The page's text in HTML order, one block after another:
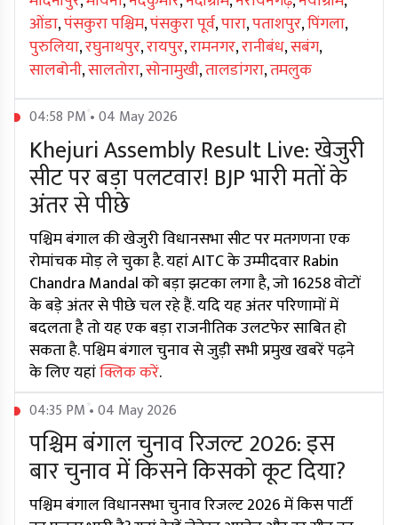
ओंडा,पंसकुरा पश्चिम,पंसकुरा पूर्व,पारा,पताशपुर,पिंगला,
पुरुलिया,रघुनाथपुर,रायपुर,रामनगर,रानीबंध,सबंग,
सालबोनी,सालतोरा,सोनामुखी,तालडांगरा,तमलुक
04:58 PM • 04 May 2026
Khejuri Assembly Result Live: खेजुरी
सीट पर बड़ा पलटवार! BJP भारी मतों के
अंतर से पीछे
पश्चिम बंगाल की खेजुरी विधानसभा सीट पर मतगणना एक
रोमांचक मोड़ ले चुका है. यहां AITC के उम्मीदवार Rabin
Chandra Mandal को बड़ा झटका लगा है, जो 16258 वोटों
के बड़े अंतर से पीछे चल रहे हैं. यदि यह अंतर परिणामों में
बदलता है तो यह एक बड़ा राजनीतिक उलटफेर साबित हो
सकता है. पश्चिम बंगाल चुनाव से जुड़ी सभी प्रमुख खबरें पढ़ने
के लिए यहांक्लिक करें.
04:35 PM • 04 May 2026
पश्चिम बंगाल चुनाव रिजल्ट 2026: इस
बार चुनाव में किसने किसको कूट दिया?
पश्चिम बंगाल विधानसभा चुनाव रिजल्ट 2026 में किस पार्टी